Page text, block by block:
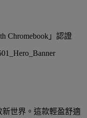
Chromebook」認證
新世界。這款輕盈舒適